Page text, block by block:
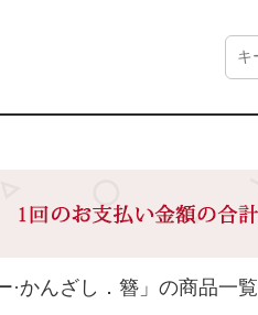
·かんざし．簪」の商品一覧